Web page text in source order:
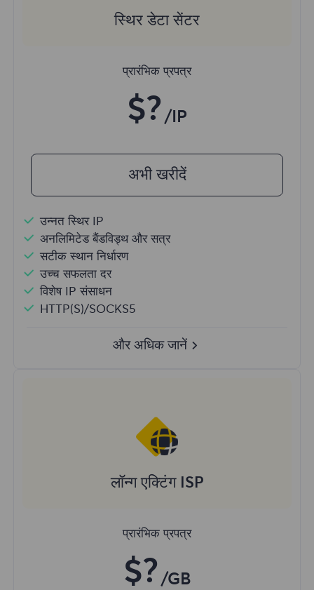
स्थिर डेटा सेंटर
प्रारंभिक प्रपत्र
$? /IP
अभी खरीदें
उन्नत स्थिर IP
अनलिमिटेड बैंडविड्थ और सत्र
सटीक स्थान निर्धारण
उच्च सफलता दर
विशेष IP संसाधन
HTTP(S)/SOCKS5
और अधिक जानें
लॉन्ग एक्टिंग ISP
प्रारंभिक प्रपत्र
$? /GB